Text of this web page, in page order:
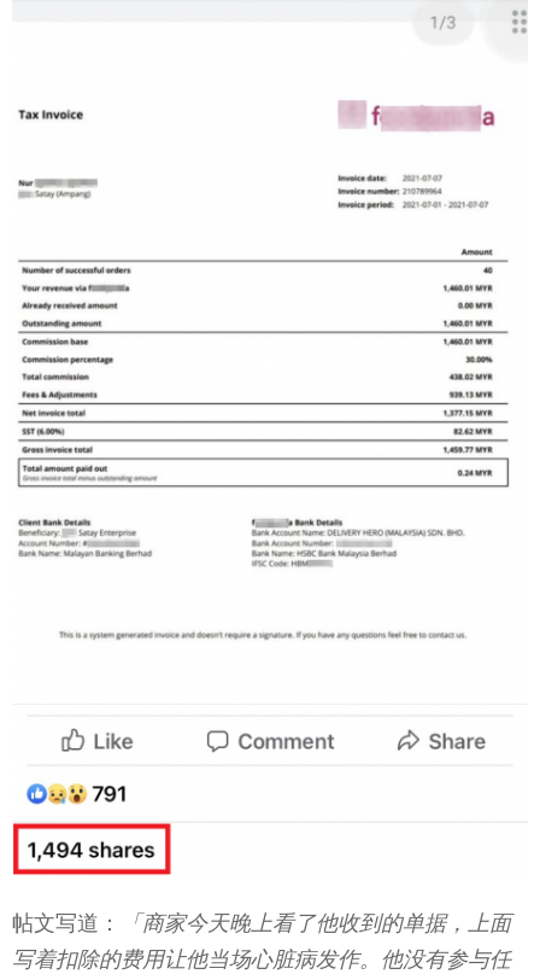
帖文写道：
「商家今天晚上看了他收到的单据，上面
写着扣除的费用让他当场心脏病发作。他没有参与任